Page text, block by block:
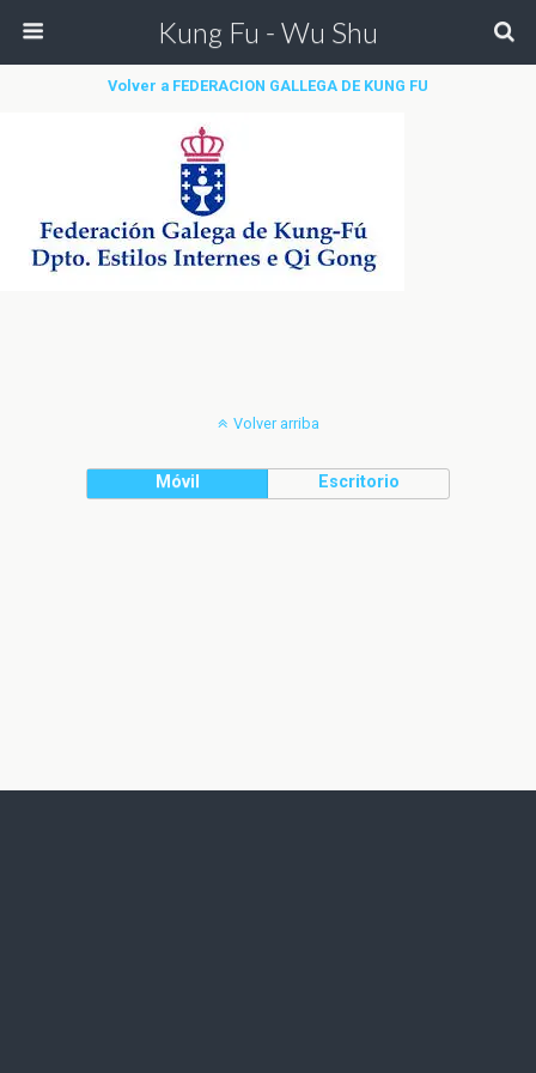
Kung Fu - Wu Shu
Volver a FEDERACION GALLEGA DE KUNG FU
Volver arriba
Móvil Escritorio